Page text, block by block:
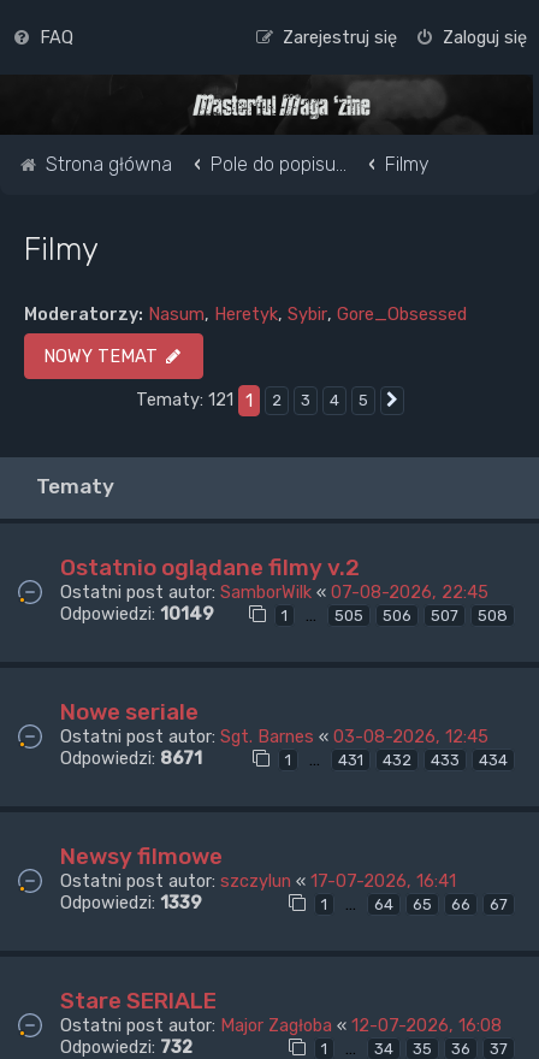
FAQ Zaloguj się
Zarejestruj się
Strona główna Pole do popisu... Filmy
Filmy
Moderatorzy: Nasum, Heretyk, Sybir, Gore_Obsessed
NOWY TEMAT
Tematy: 121
1 2 3 4 5
Tematy
Ostatnio oglądane filmy v.2
Ostatni post autor: SamborWilk « 07-08-2026, 22:45
Odpowiedzi: 10149 1 … 505 506 507 508
Nowe seriale
Ostatni post autor: Sgt. Barnes « 03-08-2026, 12:45
Odpowiedzi: 8671 1 … 431 432 433 434
Newsy filmowe
Ostatni post autor: szczylun « 17-07-2026, 16:41
Odpowiedzi: 1339 1 … 64 65 66 67
Stare SERIALE
Ostatni post autor: Major Zagłoba « 12-07-2026, 16:08
Odpowiedzi: 732 1 … 34 35 36 37